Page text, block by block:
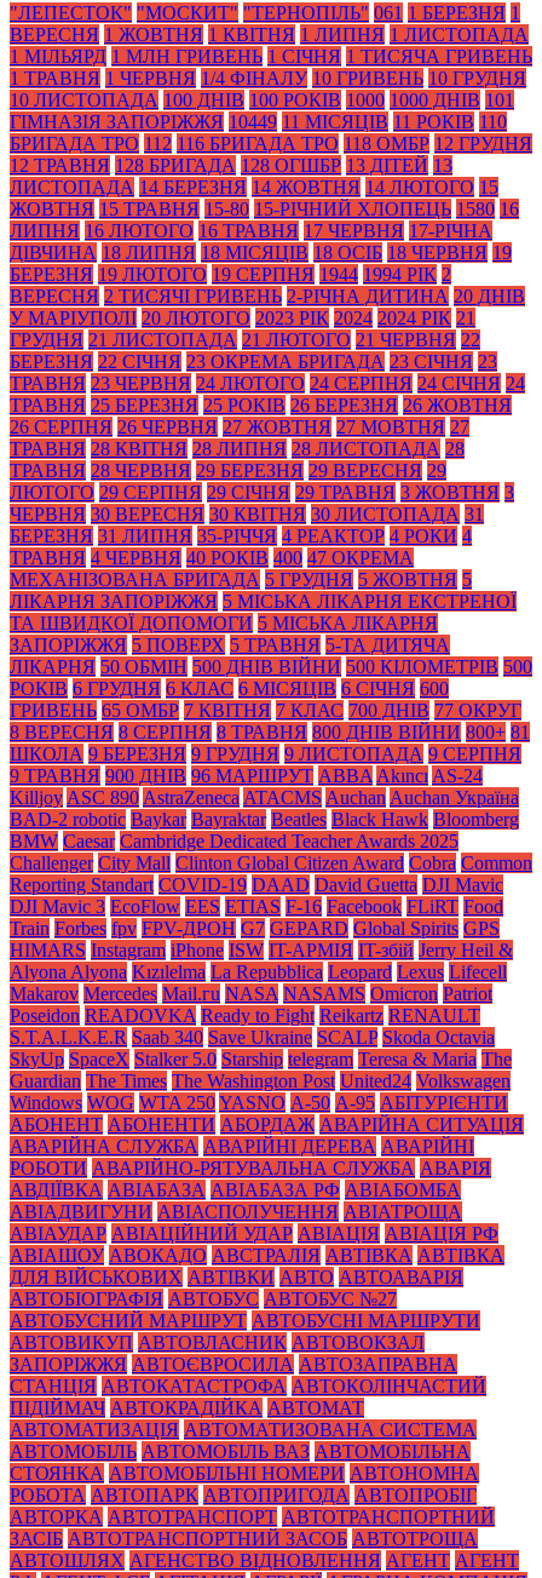
"ЛЕПЕСТОК" "МОСКИТ" "ТЕРНОПІЛЬ" 061 1 БЕРЕЗНЯ 1
ВЕРЕСНЯ 1 ЖОВТНЯ 1 КВІТНЯ 1 ЛИПНЯ 1 ЛИСТОПАДА
1 МІЛЬЯРД 1 МЛН ГРИВЕНЬ 1 СІЧНЯ 1 ТИСЯЧА ГРИВЕНЬ
1 ТРАВНЯ 1 ЧЕРВНЯ 1/4 ФІНАЛУ 10 ГРИВЕНЬ 10 ГРУДНЯ
10 ЛИСТОПАДА 100 ДНІВ 100 РОКІВ 1000 1000 ДНІВ 101
ГІМНАЗІЯ ЗАПОРІЖЖЯ 10449 11 МІСЯЦІВ 11 РОКІВ 110
БРИГАДА ТРО 112 116 БРИГАДА ТРО 118 ОМБР 12 ГРУДНЯ
12 ТРАВНЯ 128 БРИГАДА 128 ОГШБР 13 ДІТЕЙ 13
ЛИСТОПАДА 14 БЕРЕЗНЯ 14 ЖОВТНЯ 14 ЛЮТОГО 15
ЖОВТНЯ 15 ТРАВНЯ 15-80 15-РІЧНИЙ ХЛОПЕЦЬ 1580 16
ЛИПНЯ 16 ЛЮТОГО 16 ТРАВНЯ 17 ЧЕРВНЯ 17-РІЧНА
ДІВЧИНА 18 ЛИПНЯ 18 МІСЯЦІВ 18 ОСІБ 18 ЧЕРВНЯ 19
БЕРЕЗНЯ 19 ЛЮТОГО 19 СЕРПНЯ 1944 1994 РІК 2
ВЕРЕСНЯ 2 ТИСЯЧІ ГРИВЕНЬ 2-РІЧНА ДИТИНА 20 ДНІВ
У МАРІУПОЛІ 20 ЛЮТОГО 2023 РІК 2024 2024 РІК 21
ГРУДНЯ 21 ЛИСТОПАДА 21 ЛЮТОГО 21 ЧЕРВНЯ 22
БЕРЕЗНЯ 22 СІЧНЯ 23 ОКРЕМА БРИГАДА 23 СІЧНЯ 23
ТРАВНЯ 23 ЧЕРВНЯ 24 ЛЮТОГО 24 СЕРПНЯ 24 СІЧНЯ 24
ТРАВНЯ 25 БЕРЕЗНЯ 25 РОКІВ 26 БЕРЕЗНЯ 26 ЖОВТНЯ
26 СЕРПНЯ 26 ЧЕРВНЯ 27 ЖОВТНЯ 27 МОВТНЯ 27
ТРАВНЯ 28 КВІТНЯ 28 ЛИПНЯ 28 ЛИСТОПАДА 28
ТРАВНЯ 28 ЧЕРВНЯ 29 БЕРЕЗНЯ 29 ВЕРЕСНЯ 29
ЛЮТОГО 29 СЕРПНЯ 29 СІЧНЯ 29 ТРАВНЯ 3 ЖОВТНЯ 3
ЧЕРВНЯ 30 ВЕРЕСНЯ 30 КВІТНЯ 30 ЛИСТОПАДА 31
БЕРЕЗНЯ 31 ЛИПНЯ 35-РІЧЧЯ 4 РЕАКТОР 4 РОКИ 4
ТРАВНЯ 4 ЧЕРВНЯ 40 РОКІВ 400 47 ОКРЕМА
МЕХАНІЗОВАНА БРИГАДА 5 ГРУДНЯ 5 ЖОВТНЯ 5
ЛІКАРНЯ ЗАПОРІЖЖЯ 5 МІСЬКА ЛІКАРНЯ ЕКСТРЕНОЇ
ТА ШВИДКОЇ ДОПОМОГИ 5 МІСЬКА ЛІКАРНЯ
ЗАПОРІЖЖЯ 5 ПОВЕРХ 5 ТРАВНЯ 5-ТА ДИТЯЧА
ЛІКАРНЯ 50 ОБМІН 500 ДНІВ ВІЙНИ 500 КІЛОМЕТРІВ 500
РОКІВ 6 ГРУДНЯ 6 КЛАС 6 МІСЯЦІВ 6 СІЧНЯ 600
ГРИВЕНЬ 65 ОМБР 7 КВІТНЯ 7 КЛАС 700 ДНІВ 77 ОКРУГ
8 ВЕРЕСНЯ 8 СЕРПНЯ 8 ТРАВНЯ 800 ДНІВ ВІЙНИ 800+ 81
ШКОЛА 9 БЕРЕЗНЯ 9 ГРУДНЯ 9 ЛИСТОПАДА 9 СЕРПНЯ
9 ТРАВНЯ 900 ДНІВ 96 МАРШРУТ ABBA Akıncı AS-24
Killjoy ASC 890 AstraZeneca ATACMS Auchan Auchan Україна
BAD-2 robotic Baykar Bayraktar Beatles Black Нawk Bloomberg
BMW Caesar Cambridge Dedicated Teacher Awards 2025
Challenger City Mall Clinton Global Citizen Award Cobra Common
Reporting Standart COVID-19 DAAD David Guetta DJI Mavic
DJI Mavic 3 EcoFlow EES ETIAS F-16 Facebook FLiRT Food
Train Forbes fpv FPV-ДРОН G7 GEPARD Global Spirits GPS
HIMARS Instagram iPhone ISW IT-АРМІЯ IT-збій Jerry Heil &
Alyona Alyona Kızılelma La Repubblica Leopard Lexus Lifecell
Makarov Mercedes Mаil.гu NASA NASAMS Omicron Patriot
Poseidon READOVKA Ready to Fight Reikartz RENAULT
S.T.A.L.K.E.R Saab 340 Save Ukraine SCALP Skoda Octavia
SkyUp SpaceX Stalker 5.0 Starship telegram Teresa & Maria The
Guardian The Times The Washington Post United24 Volkswagen
Windows WOG WTA 250YASNO А-50 А-95 АБІТУРІЄНТИ
АБОНЕНТ АБОНЕНТИ АБОРДАЖ АВАРІЙНА СИТУАЦІЯ
АВАРІЙНА СЛУЖБА АВАРІЙНІ ДЕРЕВА АВАРІЙНІ
РОБОТИ АВАРІЙНО-РЯТУВАЛЬНА СЛУЖБА АВАРІЯ
АВДІЇВКА АВІАБАЗА АВІАБАЗА РФ АВІАБОМБА
АВІАДВИГУНИ АВІАСПОЛУЧЕННЯ АВІАТРОЩА
АВІАУДАР АВІАЦІЙНИЙ УДАР АВІАЦІЯ АВІАЦІЯ РФ
АВІАШОУ АВОКАДО АВСТРАЛІЯ АВТІВКА АВТІВКА
ДЛЯ ВІЙСЬКОВИХ АВТІВКИ АВТО АВТОАВАРІЯ
АВТОБІОГРАФІЯ АВТОБУС АВТОБУС №27
АВТОБУСНИЙ МАРШРУТ АВТОБУСНІ МАРШРУТИ
АВТОВИКУП АВТОВЛАСНИК АВТОВОКЗАЛ
ЗАПОРІЖЖЯ АВТОЄВРОСИЛА АВТОЗАПРАВНА
СТАНЦІЯ АВТОКАТАСТРОФА АВТОКОЛІНЧАСТИЙ
ПІДІЙМАЧ АВТОКРАДІЙКА АВТОМАТ
АВТОМАТИЗАЦІЯ АВТОМАТИЗОВАНА СИСТЕМА
АВТОМОБІЛЬ АВТОМОБІЛЬ ВАЗ АВТОМОБІЛЬНА
СТОЯНКА АВТОМОБІЛЬНІ НОМЕРИ АВТОНОМНА
РОБОТА АВТОПАРК АВТОПРИГОДА АВТОПРОБІГ
АВТОРКА АВТОТРАНСПОРТ АВТОТРАНСПОРТНИЙ
ЗАСІБ АВТОТРАНСПОРТНИЙ ЗАСОБ АВТОТРОЩА
АВТОШЛЯХ АГЕНСТВО ВІДНОВЛЕННЯ АГЕНТ АГЕНТ